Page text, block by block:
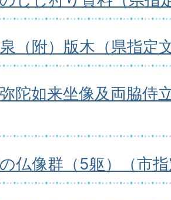
（附）版木（県指定
陀如来坐像及両脇侍
仏像群（5躯）（市